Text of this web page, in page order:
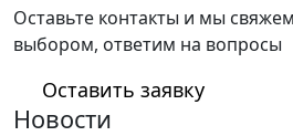
Оставьте контакты и мы
выбором, ответим на вопросы
Оставить заявку
Новости